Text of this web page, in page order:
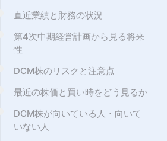
直近業績と財務の状況
第4次中期経営計画から見る将来
性
DCM株のリスクと注意点
最近の株価と買い時をどう見るか
DCM株が向いている人・向いて
いない人